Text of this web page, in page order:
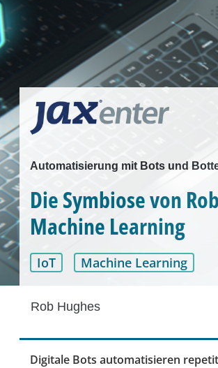
Automatisierung mit Bots und
Die Symbiose von
Machine Learning
IoT Machine Learning
Rob Hughes
Digitale Bots automatisieren